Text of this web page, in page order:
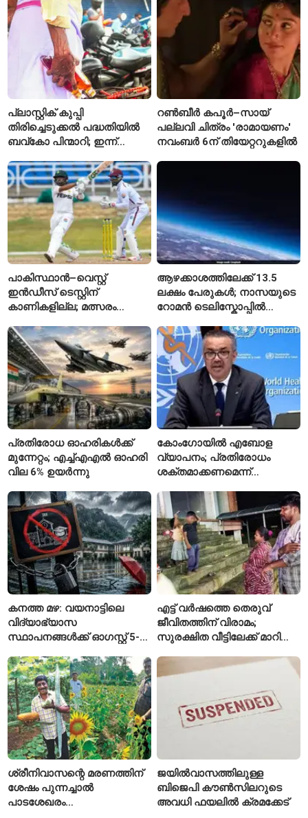
കാരണമായേക്കുമെന്ന്
റിപ്പോർട്ട്
പ്ലാസ്റ്റിക് കുപ്പി
തിരിച്ചെടുക്കൽ പദ്ധതിയിൽ
ബവ്കോ പിന്മാറി; ഇന്ന്
സ്വീകരിക്കില്ല
റൺബീർ കപൂർ–സായ്
പല്ലവി ചിത്രം 'രാമായണം'
നവംബർ 6ന് തിയേറ്ററുകളിൽ
പാകിസ്ഥാൻ–വെസ്റ്റ്
ഇൻഡീസ് ടെസ്റ്റിന്
കാണികളില്ല; മത്സരം
പരിഹാസവിഷയം
ആഴക്കാശത്തിലേക്ക് 13.5
ലക്ഷം പേരുകൾ; നാസയുടെ
റോമൻ ടെലിസ്കോപ്പിൽ
പ്രതിരോധ ഓഹരികൾക്ക്
മുന്നേറ്റം; എച്ച്എഎൽ ഓഹരി
വില 6% ഉയർന്നു
കോംഗോയിൽ എബോള
വ്യാപനം; പ്രതിരോധം
ശക്തമാക്കണമെന്ന്
കനത്ത മഴ: വയനാട്ടിലെ
വിദ്യാഭ്യാസ
സ്ഥാപനങ്ങൾക്ക് ഓഗസ്റ്റ് 5-ന്
എട്ട് വർഷത്തെ തെരുവ്
ജീവിതത്തിന് വിരാമം;
സുരക്ഷിത വീട്ടിലേക്ക് മാറി
ശ്രീനിവാസന്റെ മരണത്തിന്
ശേഷം പുന്നച്ചാൽ
പാടശേഖരം
ജയിൽവാസത്തിലുള്ള
ബിജെപി കൗൺസിലറുടെ
അവധി ഫയലിൽ ക്രമക്കേട്